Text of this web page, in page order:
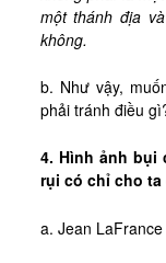
một thánh địa
không.
b. Như vậy,
phải tránh điều
4. Hình ảnh bụi
rụi có chỉ cho
a. Jean